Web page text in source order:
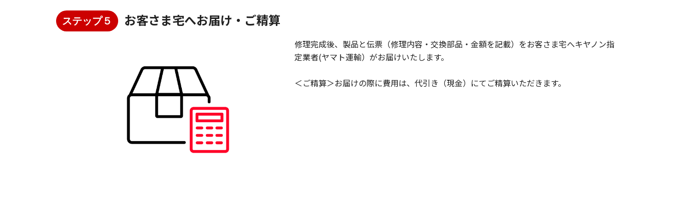
ステップ５ お客さま宅へお届け・ご精算
修理完成後、製品と伝票（修理内容・交換部品・金額を記載）をお客さま宅へキヤノン指
定業者(ヤマト運輸）がお届けいたします。
＜ご精算＞お届けの際に費用は、代引き（現金）にてご精算いただきます。